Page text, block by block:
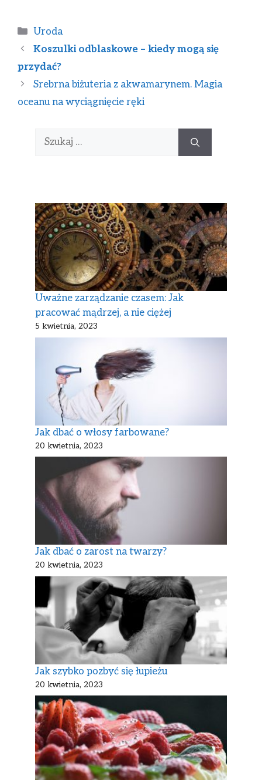
Uroda
Koszulki odblaskowe – kiedy mogą się
przydać?
Srebrna biżuteria z akwamarynem. Magia
oceanu na wyciągnięcie ręki
Uważne zarządzanie czasem: Jak
pracować mądrzej, a nie ciężej
5 kwietnia, 2023
Jak dbać o włosy farbowane?
20 kwietnia, 2023
Jak dbać o zarost na twarzy?
20 kwietnia, 2023
Jak szybko pozbyć się łupieżu
20 kwietnia, 2023